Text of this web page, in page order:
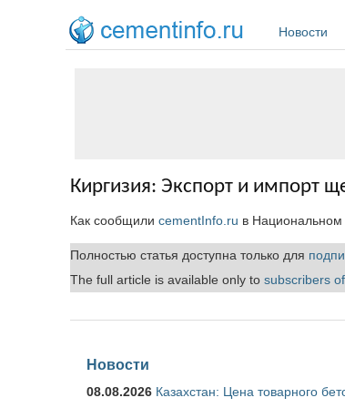
Новости
Киргизия: Экспорт и импорт
Как сообщили cementInfo.ru в Национальном
Полностью статья доступна только для
The full article is available only to subscribers
Новости
08.08.2026 Казахстан: Цена товарного